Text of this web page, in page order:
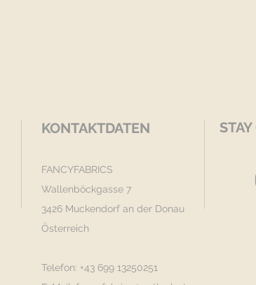
KONTAKTDATEN
FANCYFABRICS
Wallenböckgasse 7
3426 Muckendorf an der Donau
Österreich
Telefon: +43 699 13250251